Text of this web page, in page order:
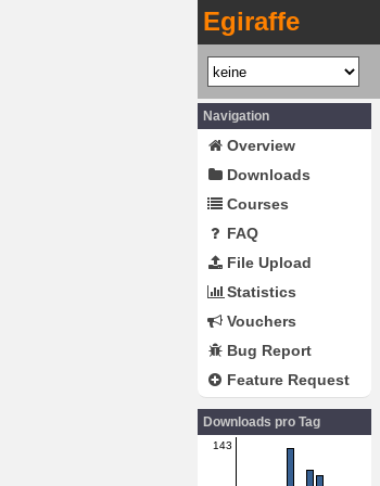
Egiraffe
Navigation
Overview
Downloads
Courses
FAQ
File Upload
Statistics
Vouchers
Bug Report
Feature Request
Downloads pro Tag
143